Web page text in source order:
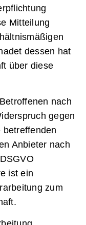
Mitteilung
dessen hat
über diese
nach
gegen
Anbieter nach
ist ein
zum